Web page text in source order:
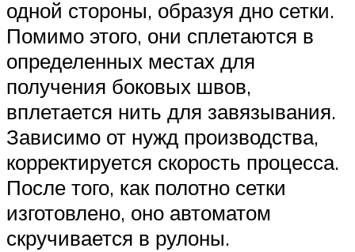
одной стороны, образуя дно сетки.
Помимо этого, они сплетаются в
определенных местах для
получения боковых швов,
вплетается нить для завязывания.
Зависимо от нужд производства,
корректируется скорость процесса.
После того, как полотно сетки
изготовлено, оно автоматом
скручивается в рулоны.